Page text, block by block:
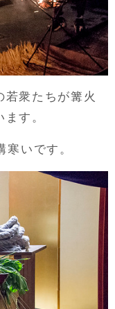
若衆たちが篝火
す。
いです。